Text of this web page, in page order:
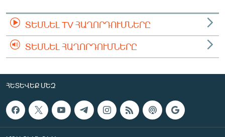
ՏԵՍՆԵԼ TV ՀԱՂՈՐԴՈՒՄՆԵՐԸ
ՏԵՍՆԵԼ ՀԱՂՈՐԴՈՒՄՆԵՐԸ
ՀԵՏԵՎԵՔ ՄԵԶ